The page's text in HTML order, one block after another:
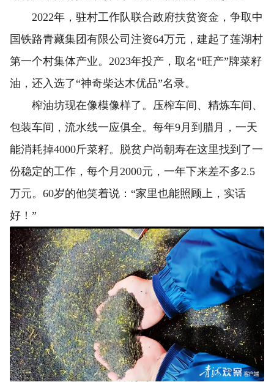
2022年，驻村工作队联合政府扶贫资金，争取中
国铁路青藏集团有限公司注资64万元，建起了莲湖村
第一个村集体产业。2023年投产，取名“旺产”牌菜籽
油，还入选了“神奇柴达木优品”名录。
榨油坊现在像模像样了。压榨车间、精炼车间、
包装车间，流水线一应俱全。每年9月到腊月，一天
能消耗掉4000斤菜籽。脱贫户尚朝寿在这里找到了一
份稳定的工作，每个月2000元，一年下来差不多2.5
万元。60岁的他笑着说：“家里也能照顾上，实话
好！”